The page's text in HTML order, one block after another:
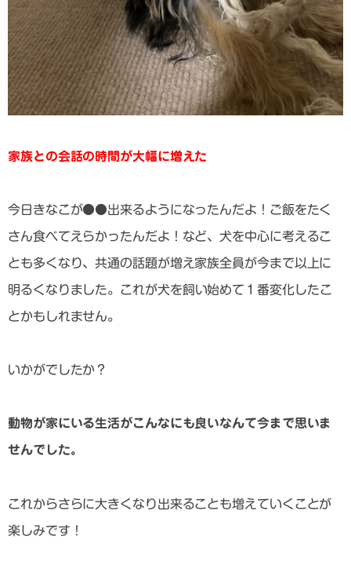
家族との会話の時間が大幅に増えた
今日きなこが●●出来るようになったんだよ！ご飯をたく
さん食べてえらかったんだよ！など、犬を中心に考えるこ
とも多くなり、共通の話題が増え家族全員が今まで以上に
明るくなりました。 これが犬を飼い始めて１番変化したこ
とかもしれません。
いかがでしたか？
動物が家にいる生活がこんなにも良いなんて今まで思いま
せんでした。
これからさらに大きくなり出来ることも増えていくことが
楽しみです！